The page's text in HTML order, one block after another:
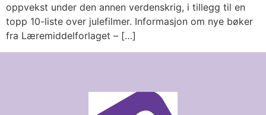
oppvekst under den annen verdenskrig, i tillegg til en
topp 10-liste over julefilmer. Informasjon om nye bøker
fra Læremiddelforlaget – […]